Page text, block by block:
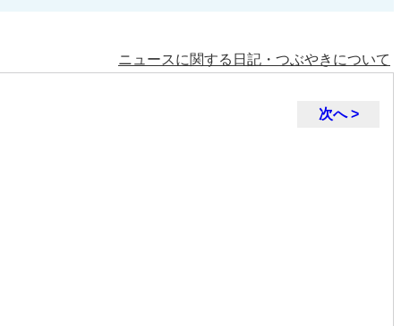
ニュースに関する日記・つぶやきについて
次へ >